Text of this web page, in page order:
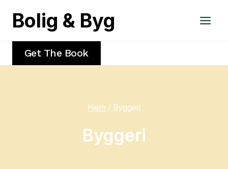
Bolig & Byg
Get The Book
Hjem / Byggeri
Byggeri